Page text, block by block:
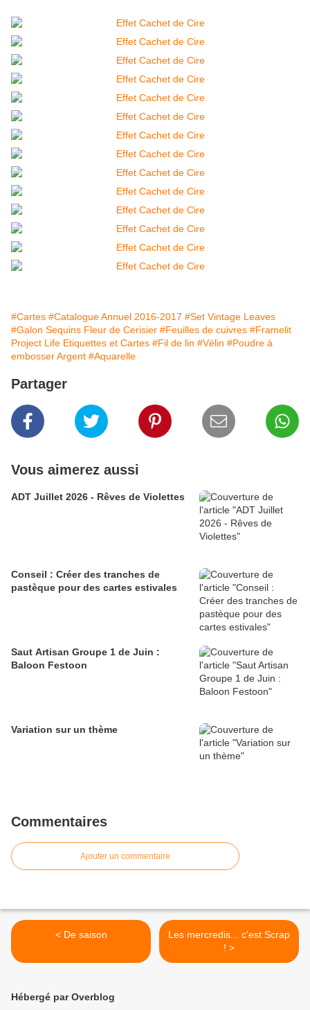
#Cartes #Catalogue Annuel 2016-2017 #Set Vintage Leaves
#Galon Sequins Fleur de Cerisier #Feuilles de cuivres #Framelit
Project Life Etiquettes et Cartes #Fil de lin #Vélin #Poudre à
embosser Argent #Aquarelle
Partager
Vous aimerez aussi
ADT Juillet 2026 - Rêves de Violettes
Conseil : Créer des tranches de
pastèque pour des cartes estivales
Saut Artisan Groupe 1 de Juin :
Baloon Festoon
Variation sur un thème
Commentaires
Ajouter un commentaire
< De saison
Les mercredis... c'est Scrap
! >
Hébergé par Overblog